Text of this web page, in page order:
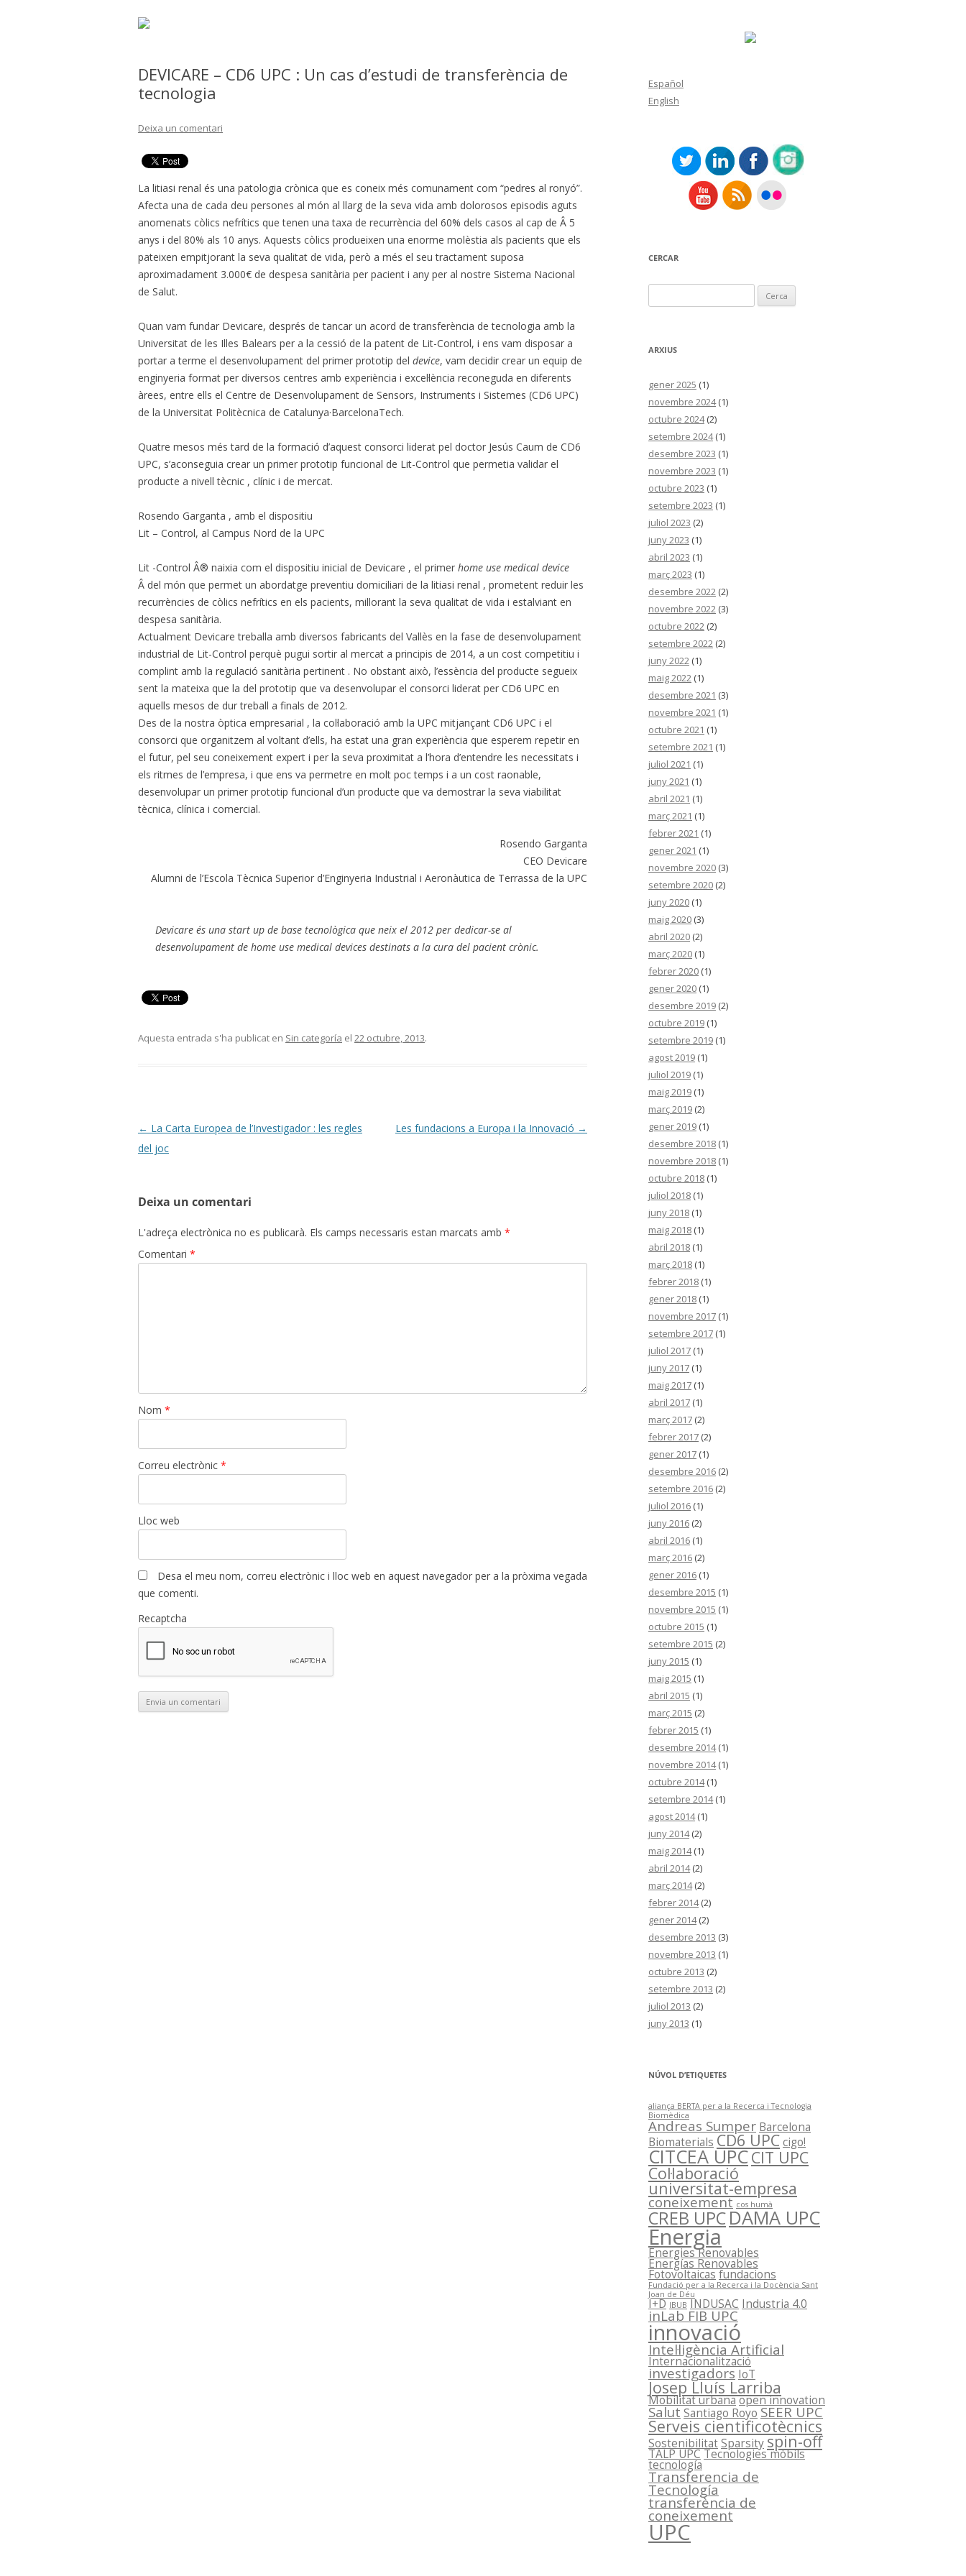
DEVICARE – CD6 UPC : Un cas d’estudi de transferència de
tecnologia
Deixa un comentari
La litiasi renal és una patologia crònica que es coneix més comunament com “pedres al ronyó”.
Afecta una de cada deu persones al món al llarg de la seva vida amb dolorosos episodis aguts
anomenats còlics nefrítics que tenen una taxa de recurrència del 60% dels casos al cap de Â 5
anys i del 80% als 10 anys. Aquests còlics produeixen una enorme molèstia als pacients que els
pateixen empitjorant la seva qualitat de vida, però a més el seu tractament suposa
aproximadament 3.000€ de despesa sanitària per pacient i any per al nostre Sistema Nacional
de Salut.
Quan vam fundar Devicare, després de tancar un acord de transferència de tecnologia amb la
Universitat de les Illes Balears per a la cessió de la patent de Lit-Control, i ens vam disposar a
portar a terme el desenvolupament del primer prototip del device, vam decidir crear un equip de
enginyeria format per diversos centres amb experiència i excel·lència reconeguda en diferents
àrees, entre ells el Centre de Desenvolupament de Sensors, Instruments i Sistemes (CD6 UPC)
de la Universitat Politècnica de Catalunya·BarcelonaTech.
Quatre mesos més tard de la formació d’aquest consorci liderat pel doctor Jesús Caum de CD6
UPC, s’aconseguia crear un primer prototip funcional de Lit-Control que permetia validar el
producte a nivell tècnic , clínic i de mercat.
Rosendo Garganta , amb el dispositiu
Lit – Control, al Campus Nord de la UPC
Lit -Control Â® naixia com el dispositiu inicial de Devicare , el primer home use medical device
Â del món que permet un abordatge preventiu domiciliari de la litiasi renal , prometent reduir les
recurrències de còlics nefrítics en els pacients, millorant la seva qualitat de vida i estalviant en
despesa sanitària.
Actualment Devicare treballa amb diversos fabricants del Vallès en la fase de desenvolupament
industrial de Lit-Control perquè pugui sortir al mercat a principis de 2014, a un cost competitiu i
complint amb la regulació sanitària pertinent . No obstant això, l’essència del producte segueix
sent la mateixa que la del prototip que va desenvolupar el consorci liderat per CD6 UPC en
aquells mesos de dur treball a finals de 2012.
Des de la nostra òptica empresarial , la col·laboració amb la UPC mitjançant CD6 UPC i el
consorci que organitzem al voltant d’ells, ha estat una gran experiència que esperem repetir en
el futur, pel seu coneixement expert i per la seva proximitat a l’hora d’entendre les necessitats i
els ritmes de l’empresa, i que ens va permetre en molt poc temps i a un cost raonable,
desenvolupar un primer prototip funcional d’un producte que va demostrar la seva viabilitat
tècnica, clínica i comercial.
Rosendo Garganta
CEO Devicare
Alumni de l’Escola Tècnica Superior d’Enginyeria Industrial i Aeronàutica de Terrassa de la UPC
Devicare és una start up de base tecnològica que neix el 2012 per dedicar-se al
desenvolupament de home use medical devices destinats a la cura del pacient crònic.
Aquesta entrada s'ha publicat en Sin categoría el 22 octubre, 2013.
Navegació
per
← La Carta Europea de l’Investigador : les regles
del joc
Les fundacions a Europa i la Innovació →
Deixa un comentari
L'adreça electrònica no es publicarà. Els camps necessaris estan marcats amb *
Comentari *
Nom *
Correu electrònic *
Lloc web
Desa el meu nom, correu electrònic i lloc web en aquest navegador per a la pròxima vegada
que comenti.
Recaptcha
Español
English
CERCAR
ARXIUS
gener 2025 (1)
novembre 2024(1)
octubre 2024(2)
setembre 2024(1)
desembre 2023 (1)
novembre 2023 (1)
octubre 2023 (1)
setembre 2023 (1)
juliol 2023 (2)
juny 2023 (1)
abril 2023 (1)
març 2023 (1)
desembre 2022 (2)
novembre 2022 (3)
octubre 2022 (2)
setembre 2022 (2)
juny 2022 (1)
maig 2022 (1)
desembre 2021 (3)
novembre 2021 (1)
octubre 2021 (1)
setembre 2021 (1)
juliol 2021 (1)
juny 2021 (1)
abril 2021 (1)
març 2021 (1)
febrer 2021 (1)
gener 2021 (1)
novembre 2020 (3)
setembre 2020 (2)
juny 2020 (1)
maig 2020 (3)
abril 2020 (2)
març 2020 (1)
febrer 2020 (1)
gener 2020 (1)
desembre 2019 (2)
octubre 2019 (1)
setembre 2019 (1)
agost 2019 (1)
juliol 2019 (1)
maig 2019 (1)
març 2019 (2)
gener 2019 (1)
desembre 2018 (1)
novembre 2018 (1)
octubre 2018 (1)
juliol 2018 (1)
juny 2018 (1)
maig 2018 (1)
abril 2018 (1)
març 2018 (1)
febrer 2018 (1)
gener 2018 (1)
novembre 2017 (1)
setembre 2017 (1)
juliol 2017 (1)
juny 2017 (1)
maig 2017 (1)
abril 2017 (1)
març 2017 (2)
febrer 2017 (2)
gener 2017 (1)
desembre 2016 (2)
setembre 2016 (2)
juliol 2016 (1)
juny 2016 (2)
abril 2016 (1)
març 2016 (2)
gener 2016 (1)
desembre 2015 (1)
novembre 2015 (1)
octubre 2015 (1)
setembre 2015 (2)
juny 2015 (1)
maig 2015 (1)
abril 2015 (1)
març 2015 (2)
febrer 2015 (1)
desembre 2014(1)
novembre 2014(1)
octubre 2014(1)
setembre 2014(1)
agost 2014(1)
juny 2014(2)
maig 2014(1)
abril 2014(2)
març 2014(2)
febrer 2014(2)
gener 2014(2)
desembre 2013 (3)
novembre 2013 (1)
octubre 2013 (2)
setembre 2013 (2)
juliol 2013 (2)
juny 2013 (1)
NÚVOL D’ETIQUETES
aliança BERTA per a la Recerca i Tecnologia
Biomèdica
Andreas Sumper Barcelona
Biomaterials CD6 UPCcigo!
CITCEA UPCCIT UPC
Col·laboració
universitat-empresa
coneixement cos humà
CREB UPCDAMA UPC
Energia
Energies Renovables
Energías Renovables
Fotovoltaicasfundacions
Fundació per a la Recerca i la Docència Sant
Joan de Déu
I+D IBUB INDUSAC Industria 4.0
inLab FIB UPC
innovació
Intel·ligència Artificial
Internacionalització
investigadors IoT
Josep Lluís Larriba
Mobilitat urbanaopen innovation
SalutSantiago Royo SEER UPC
Serveis cientificotècnics
SostenibilitatSparsityspin-off
TALP UPCTecnologies mòbils
tecnología
Transferencia de
Tecnología
transferència de
coneixement
UPC